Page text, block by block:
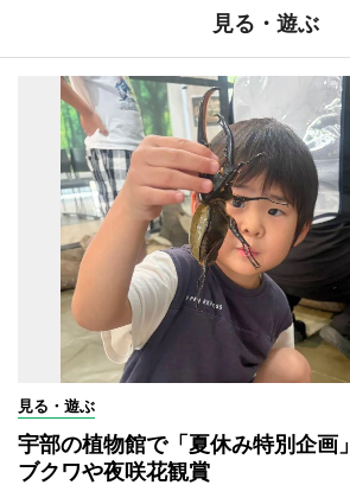
見る・遊ぶ
見る・遊ぶ
宇部の植物館で「夏休み特別企
ブクワや夜咲花観賞